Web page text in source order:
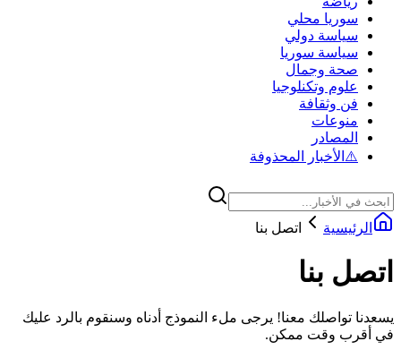
سوريا محلي
سياسة دولي
سياسة سوريا
صحة وجمال
علوم وتكنلوجيا
فن وثقافة
منوعات
المصادر
⚠️ الأخبار المحذوفة
الرئيسية اتصل بنا
اتصل بنا
يسعدنا تواصلك معنا! يرجى ملء النموذج أدناه وسنقوم بالرد عليك
في أقرب وقت ممكن.